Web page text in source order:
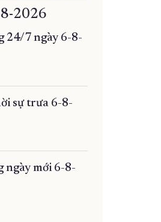
2026
24/7 ngày 6-8-
sự trưa 6-8-
ngày mới 6-8-